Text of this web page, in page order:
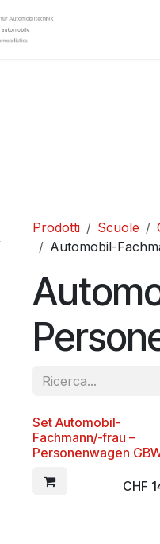
Prodotti Scuole
Automobil-
Set Automobil-
Fachmann/-frau –
Personenwagen
CHF